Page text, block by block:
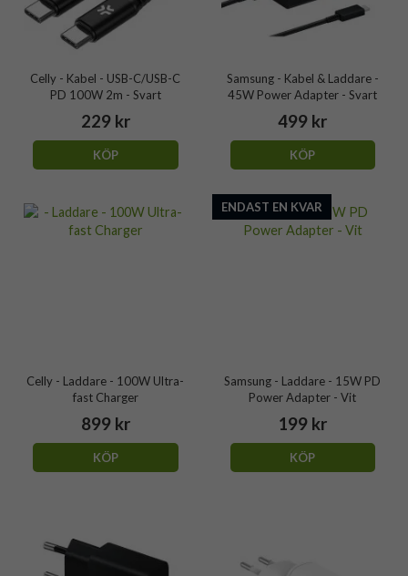
Celly - Kabel - USB-C/USB-C
PD 100W 2m - Svart
229 kr
KÖP
Samsung - Kabel & Laddare -
45W Power Adapter - Svart
499 kr
KÖP
Celly - Laddare - 100W Ultra-
fast Charger
899 kr
KÖP
ENDAST EN KVAR
Samsung - Laddare - 15W PD
Power Adapter - Vit
199 kr
KÖP